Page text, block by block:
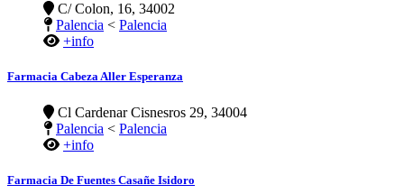
C/ Colon, 16, 34002
Palencia < Palencia
+info
Farmacia Cabeza Aller Esperanza
Cl Cardenar Cisnesros 29, 34004
Palencia < Palencia
+info
Farmacia De Fuentes Casañe Isidoro